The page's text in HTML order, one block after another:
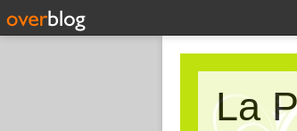
La